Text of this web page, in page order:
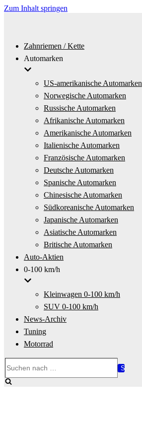
Zum Inhalt springen
Zahnriemen / Kette
Automarken
US-amerikanische Automarken
Norwegische Automarken
Russische Automarken
Afrikanische Automarken
Amerikanische Automarken
Italienische Automarken
Französische Automarken
Deutsche Automarken
Spanische Automarken
Chinesische Automarken
Südkoreanische Automarken
Japanische Automarken
Asiatische Automarken
Britische Automarken
Auto-Aktien
0-100 km/h
Kleinwagen 0-100 km/h
SUV 0-100 km/h
News-Archiv
Tuning
Motorrad
nach …